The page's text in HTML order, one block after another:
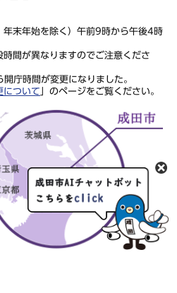
年末年始を除く）午前9時から午後4時
間が異なりますのでご注意くださ
庁時間が変更になりました。
について 」のページをご覧ください。